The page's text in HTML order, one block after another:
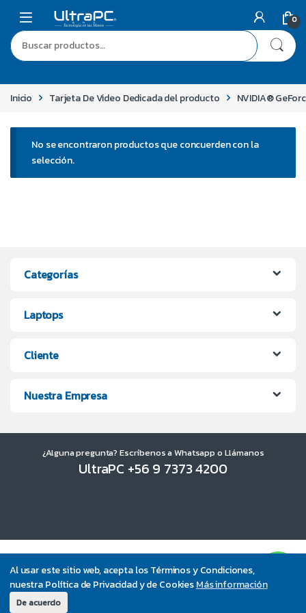
Al usar este sitio web, acepta los Términos y Condiciones,
nuestra Política de Privacidad y de CookiesMás información
De acuerdo
0
Inicio Tarjeta De Video Dedicada del producto NVIDIA®
No se encontraron productos que concuerden con la
selección.
Categorías
Laptops
Cliente
Nuestra Empresa
¿Alguna pregunta? Escríbenos a Whatsapp o Llámanos
UltraPC +56 9 7373 4200